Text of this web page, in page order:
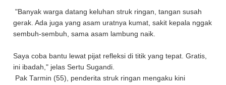
"Banyak warga datang keluhan struk ringan, tangan susah
gerak. Ada juga yang asam uratnya kumat, sakit kepala nggak
sembuh-sembuh, sama asam lambung naik.
Saya coba bantu lewat pijat refleksi di titik yang tepat. Gratis,
ini ibadah," jelas Sertu Sugandi.
Pak Tarmin (55), penderita struk ringan mengaku kini